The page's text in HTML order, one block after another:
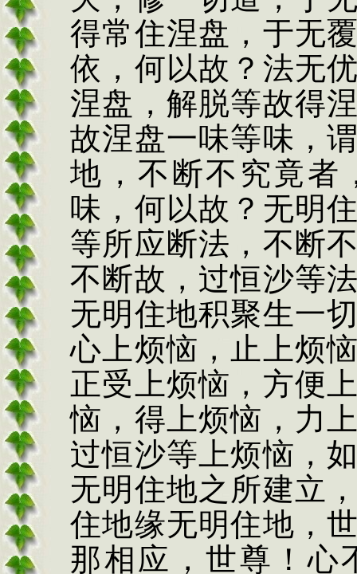
得常住涅盘，于无
依，何以故？法无
涅盘，解脱等故得
故涅盘一味等味，
地，不断不究竟者
味，何以故？无明
等所应断法，不断
不断故，过恒沙等
无明住地积聚生一
心上烦恼，止上烦
正受上烦恼，方便
恼，得上烦恼，力
过恒沙等上烦恼，
无明住地之所建立
住地缘无明住地，
那相应，世尊！心